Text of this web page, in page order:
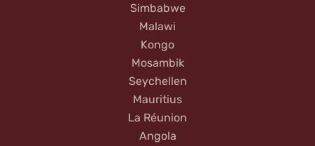
Simbabwe
Malawi
Kongo
Mosambik
Seychellen
Mauritius
La Réunion
Angola